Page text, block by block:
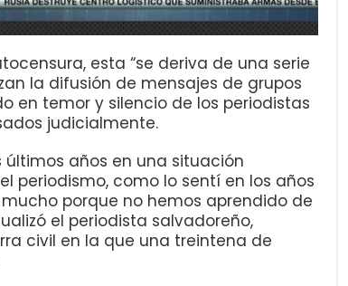
esta “se deriva de una serie
la difusión de mensajes de grupos
en temor y silencio de los periodistas
judicialmente.
últimos años en una situación
periodismo, como lo sentí en los años
porque no hemos aprendido de
el periodista salvadoreño,
civil en la que una treintena de